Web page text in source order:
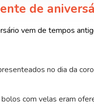
de
vem de tempos
no dia da
com velas eram